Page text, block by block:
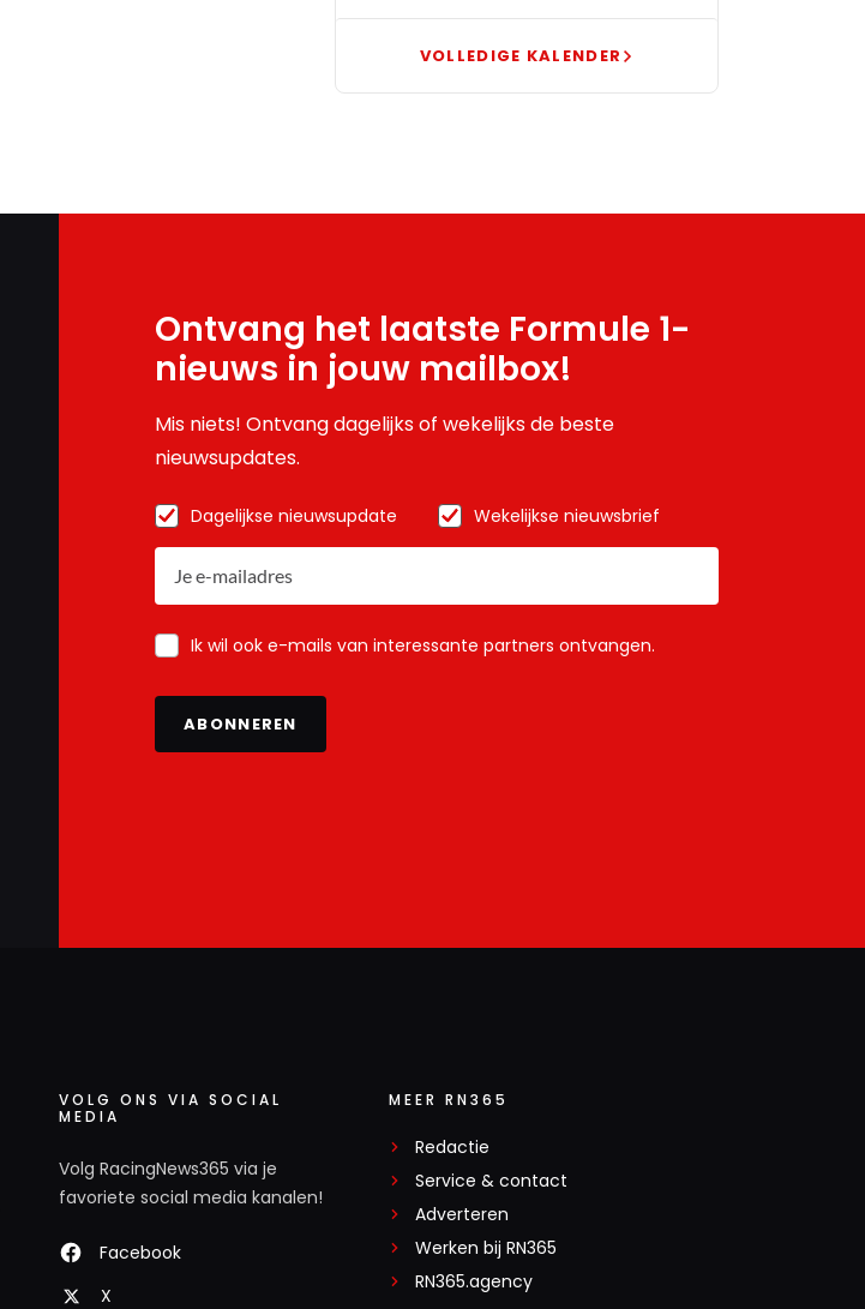
VOLLEDIGE KALENDER
Ontvang het laatste Formule 1-
nieuws in jouw mailbox!
Mis niets! Ontvang dagelijks of wekelijks de beste
nieuwsupdates.
Dagelijkse nieuwsupdate Wekelijkse nieuwsbrief
Ik wil ook e-mails van interessante partners ontvangen.
ABONNEREN
VOLG ONS VIA SOCIAL
MEDIA
Volg RacingNews365 via je
favoriete social media kanalen!
Facebook
X
MEER RN365
Redactie
Service & contact
Adverteren
Werken bij RN365
RN365.agency